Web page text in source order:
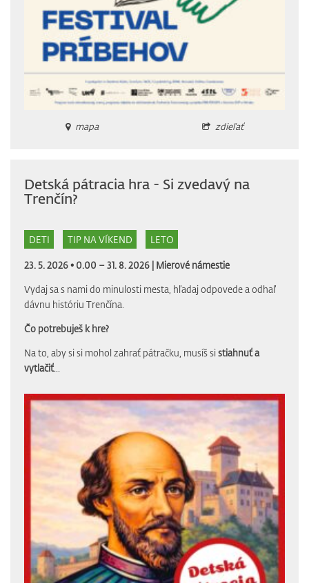
mapa zdieľať
Detská pátracia hra - Si zvedavý na
Trenčín?
DETI TIP NA VÍKEND LETO
23. 5. 2026 • 0.00 – 31. 8. 2026 | Mierové námestie
Vydaj sa s nami do minulosti mesta, hľadaj odpovede a odhaľ
dávnu históriu Trenčína.
Čo potrebuješ k hre?
Na to, aby si si mohol zahrať pátračku, musíš sistiahnuť a
vytlačiť...